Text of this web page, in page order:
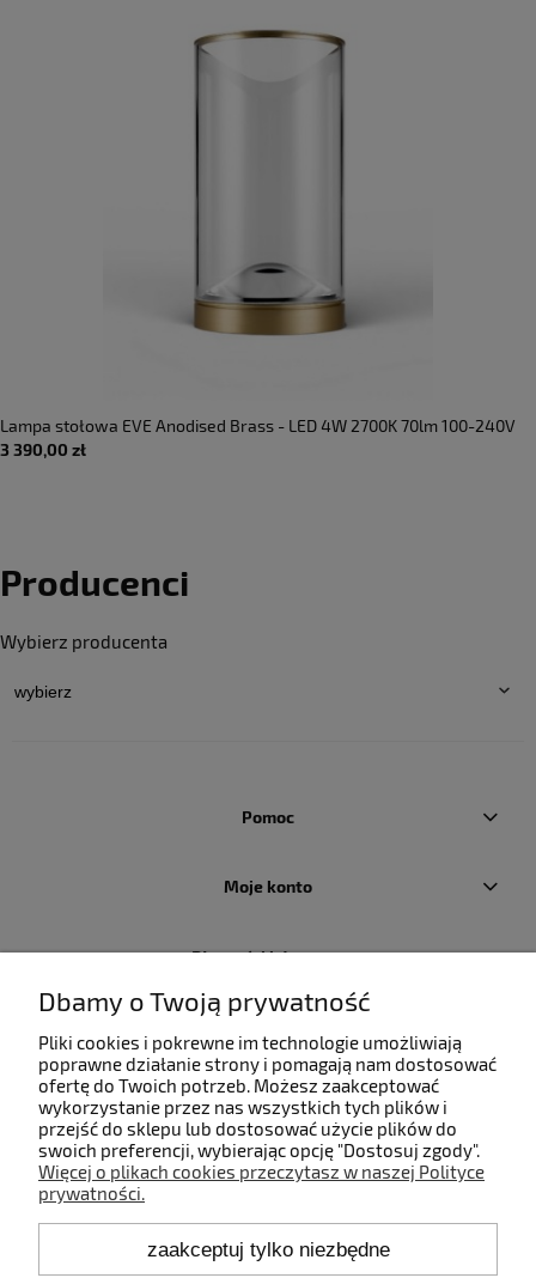
Lampa stołowa EVE Anodised Brass - LED 4W 2700K 70lm 100-240V
AC IP20 - LUMINA
3 390,00 zł
Producenci
Wybierz producenta
Pomoc
Moje konto
Płatności i dostawa
O nas
Kontakt
+48 660 808 853
Dbamy o Twoją prywatność
Pliki cookies i pokrewne im technologie umożliwiają
poprawne działanie strony i pomagają nam dostosować
ofertę do Twoich potrzeb. Możesz zaakceptować
wykorzystanie przez nas wszystkich tych plików i
przejść do sklepu lub dostosować użycie plików do
swoich preferencji, wybierając opcję "Dostosuj zgody".
Więcej o plikach cookies przeczytasz w naszej Polityce
prywatności.
zaakceptuj tylko niezbędne